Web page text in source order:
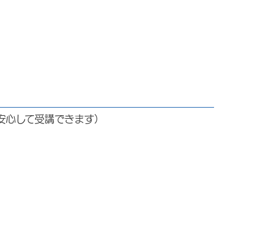
して受講できます）